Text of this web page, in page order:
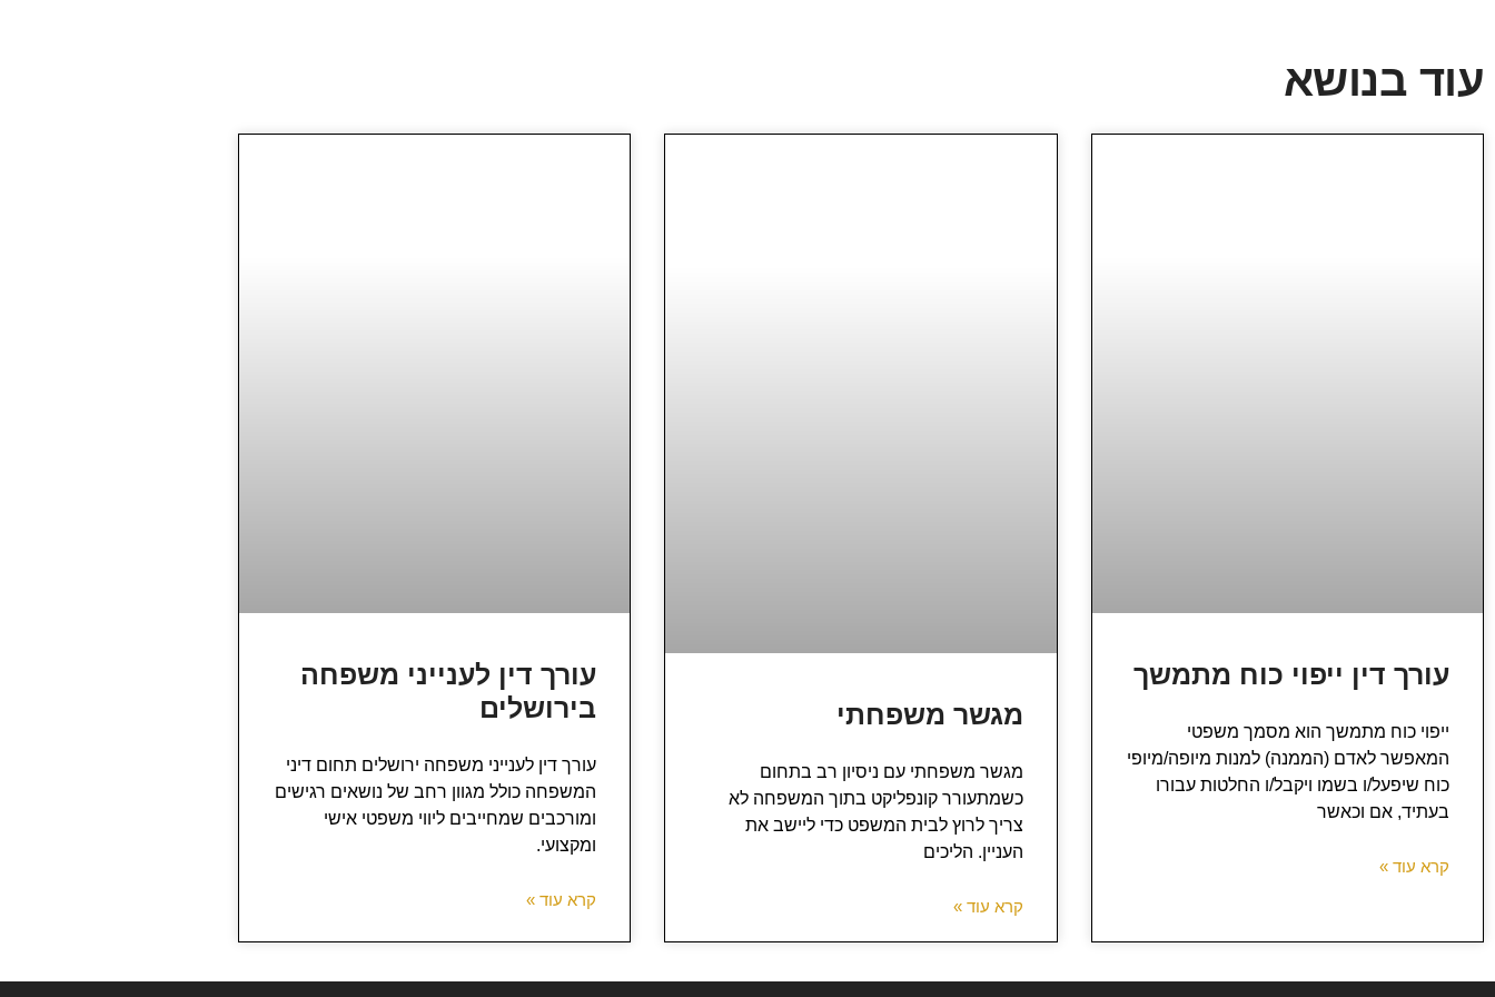
עוד בנושא
עורך דין ייפוי כוח מתמשך
ייפוי כוח מתמשך הוא מסמך משפטי
המאפשר לאדם (הממנה) למנות מיופה/מיופי
כוח שיפעל/ו בשמו ויקבל/ו החלטות עבורו
בעתיד, אם וכאשר
קרא עוד »
מגשר משפחתי
מגשר משפחתי עם ניסיון רב בתחום
כשמתעורר קונפליקט בתוך המשפחה לא
צריך לרוץ לבית המשפט כדי ליישב את
העניין. הליכים
קרא עוד »
עורך דין לענייני משפחה
בירושלים
עורך דין לענייני משפחה ירושלים תחום דיני
המשפחה כולל מגוון רחב של נושאים רגישים
ומורכבים שמחייבים ליווי משפטי אישי
ומקצועי.
קרא עוד »